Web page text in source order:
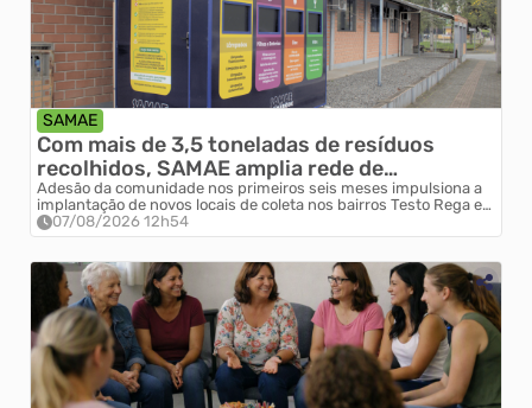
SAMAE
Com mais de 3,5 toneladas de resíduos
recolhidos, SAMAE amplia rede de
Ecopontos em Pomerode
Adesão da comunidade nos primeiros seis meses impulsiona a
implantação de novos locais de coleta nos bairros Testo Rega e
Testo Central.
07/08/2026 12h54